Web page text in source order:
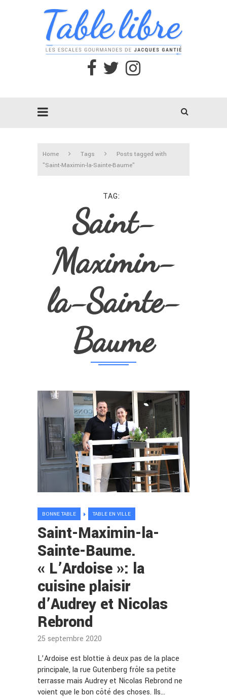
Home Tags
Posts tagged with
"Saint-Maximin-la-Sainte-Baume"
TAG
Saint-
Maximin-
la-Sainte-
Baume
BONNE TABLE TABLE EN VILLE
Saint-Maximin-la-
Sainte-Baume.
« L’Ardoise »: la
cuisine plaisir
d’Audrey et Nicolas
Rebrond
25 septembre 2020
L’Ardoise est blottie à deux pas de la place
principale, la rue Gutenberg frôle sa petite
terrasse mais Audrey et Nicolas Rebrond ne
voient que le bon côté des choses. Ils…